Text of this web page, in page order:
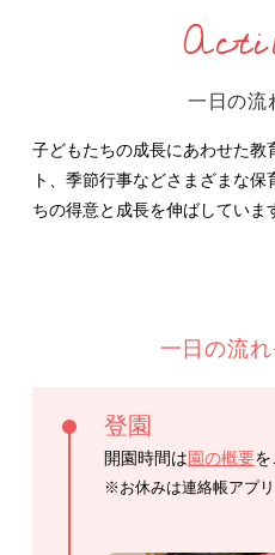
一日の流
子どもたちの成長にあわせた教
ト、季節行事などさまざまな
ちの得意と成長を伸ばしていま
一日の流
登園
開園時間は 園の概要を
※お休みは連絡帳アプ